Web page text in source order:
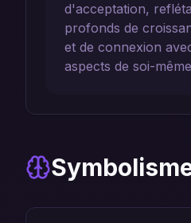
d'acceptation,
profonds de
et de connexion
aspects de soi-